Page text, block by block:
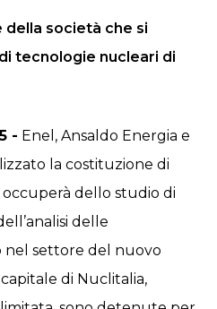
della società che si
tecnologie nucleari di
- Enel, Ansaldo Energia e
la costituzione di
occuperà dello studio di
delle
settore del nuovo
di Nuclitalia,